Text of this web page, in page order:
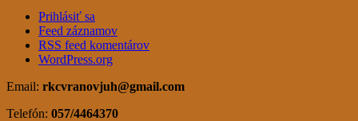
Prihlásiť sa
Feed záznamov
RSS feed komentárov
WordPress.org
Email: rkcvranovjuh@gmail.com
Telefón: 057/4464370